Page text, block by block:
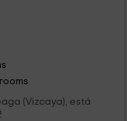
(Vizcaya), está